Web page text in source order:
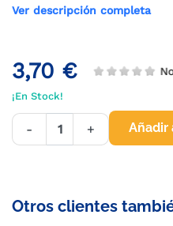
Ver descripción completa
3,70 €
¡En Stock!
- + Añadir
Otros clientes